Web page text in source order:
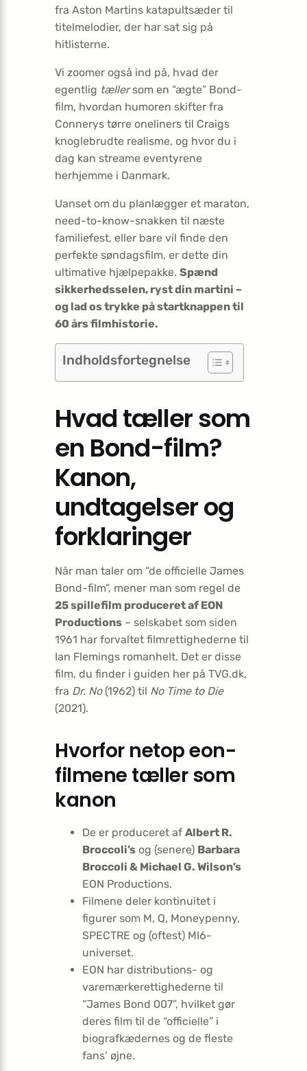
fra Aston Martins katapultsæder til
titelmelodier, der har sat sig på
hitlisterne.
Vi zoomer også ind på, hvad der
egentlig tællersom en “ægte” Bond-
film, hvordan humoren skifter fra
Connerys tørre oneliners til Craigs
knoglebrudte realisme, og hvor du i
dag kan streame eventyrene
herhjemme i Danmark.
Uanset om du planlægger et maraton,
need-to-know-snakken til næste
familiefest, eller bare vil finde den
perfekte søndagsfilm, er dette din
ultimative hjælpe­pakke. Spænd
sikkerhedsselen, ryst din martini –
og lad os trykke på startknappen til
60 års filmhistorie.
Indholdsfortegnelse
Hvad tæller som
en Bond-film?
Kanon,
undtagelser og
forklaringer
Når man taler om “de officielle James
Bond-film”, mener man som regel de
25 spillefilm produceret af EON
Productions – selskabet som siden
1961 har forvaltet filmrettighederne til
Ian Flemings romanhelt. Det er disse
film, du finder i guiden her på TVG.dk,
fra Dr. No(1962) til No Time to Die
(2021).
Hvorfor netop eon-
filmene tæller som
kanon
De er produceret af Albert R.
Broccoli’s og (senere) Barbara
Broccoli & Michael G. Wilson’s
EON Productions.
Filmene deler kontinuitet i
figurer som M, Q, Moneypenny,
SPECTRE og (oftest) MI6-
universet.
EON har distributions- og
varemærkerettighederne til
“James Bond 007”, hvilket gør
deres film til de “officielle” i
biografkædernes og de fleste
fans’ øjne.